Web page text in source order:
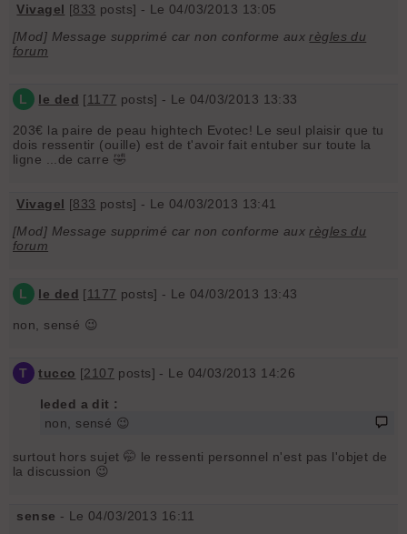
Vivagel [833 posts] - Le 04/03/2013 13:05
[Mod] Message supprimé car non conforme aux règles du
forum
L le ded [1177 posts] - Le 04/03/2013 13:33
203€ la paire de peau hightech Evotec! Le seul plaisir que tu
dois ressentir (ouille) est de t'avoir fait entuber sur toute la
ligne ...de carre 🤣
Vivagel [833 posts] - Le 04/03/2013 13:41
[Mod] Message supprimé car non conforme aux règles du
forum
L le ded [1177 posts] - Le 04/03/2013 13:43
non, sensé 😉
T tucco [2107 posts] - Le 04/03/2013 14:26
leded a dit :
non, sensé 😉
surtout hors sujet 🤭 le ressenti personnel n'est pas l'objet de
la discussion 😉
sense - Le 04/03/2013 16:11